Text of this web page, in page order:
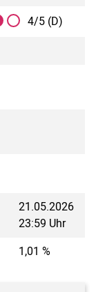
4/5 (D)
21.05.2026
23:59 Uhr
1,01 %